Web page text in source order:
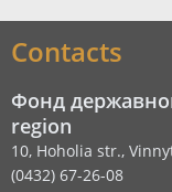
Contacts
Фонд
region
10, Hoholia str.,
(0432) 67-26-08